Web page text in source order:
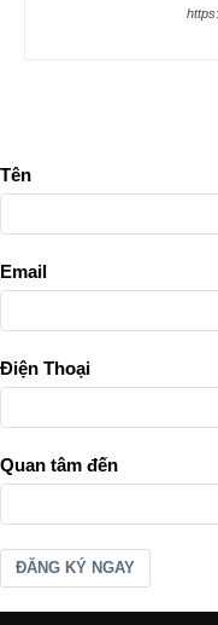
Tên
Email
Điện Thoại
Quan tâm đến
ĐĂNG KÝ NGAY